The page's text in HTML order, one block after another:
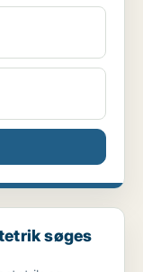
Bornholm...
søges